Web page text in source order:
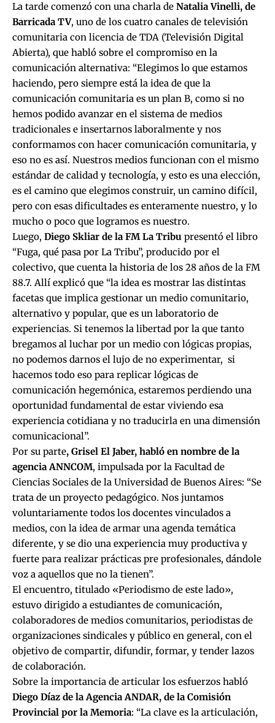
La tarde comenzó con una charla de Natalia Vinelli, de
Barricada TV, uno de los cuatro canales de televisión
comunitaria con licencia de TDA (Televisión Digital
Abierta), que habló sobre el compromiso en la
comunicación alternativa: “Elegimos lo que estamos
haciendo, pero siempre está la idea de que la
comunicación comunitaria es un plan B, como si no
hemos podido avanzar en el sistema de medios
tradicionales e insertarnos laboralmente y nos
conformamos con hacer comunicación comunitaria, y
eso no es así. Nuestros medios funcionan con el mismo
estándar de calidad y tecnología, y esto es una elección,
es el camino que elegimos construir, un camino difícil,
pero con esas dificultades es enteramente nuestro, y lo
mucho o poco que logramos es nuestro.
Luego, Diego Skliar de la FM La Tribu presentó el libro
“Fuga, qué pasa por La Tribu”, producido por el
colectivo, que cuenta la historia de los 28 años de la FM
88.7. Allí explicó que “la idea es mostrar las distintas
facetas que implica gestionar un medio comunitario,
alternativo y popular, que es un laboratorio de
experiencias. Si tenemos la libertad por la que tanto
bregamos al luchar por un medio con lógicas propias,
no podemos darnos el lujo de no experimentar, si
hacemos todo eso para replicar lógicas de
comunicación hegemónica, estaremos perdiendo una
oportunidad fundamental de estar viviendo esa
experiencia cotidiana y no traducirla en una dimensión
comunicacional”.
Por su parte, Grisel El Jaber, habló en nombre de la
agencia ANNCOM, impulsada por la Facultad de
Ciencias Sociales de la Universidad de Buenos Aires: “Se
trata de un proyecto pedagógico. Nos juntamos
voluntariamente todos los docentes vinculados a
medios, con la idea de armar una agenda temática
diferente, y se dio una experiencia muy productiva y
fuerte para realizar prácticas pre profesionales, dándole
voz a aquellos que no la tienen”.
El encuentro, titulado «Periodismo de este lado»,
estuvo dirigido a estudiantes de comunicación,
colaboradores de medios comunitarios, periodistas de
organizaciones sindicales y público en general, con el
objetivo de compartir, difundir, formar, y tender lazos
de colaboración.
Sobre la importancia de articular los esfuerzos habló
Diego Díaz de la Agencia ANDAR, de la Comisión
Provincial por la Memoria: “La clave es la articulación,